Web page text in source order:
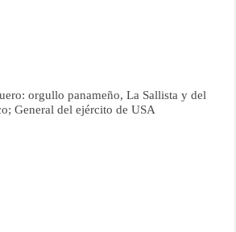
orgullo panameño, La Sallista y del
General del ejército de USA